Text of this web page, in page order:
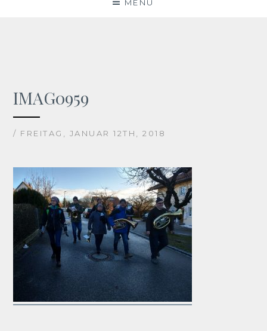
MENU
IMAG0959
/ FREITAG, JANUAR 12TH, 2018